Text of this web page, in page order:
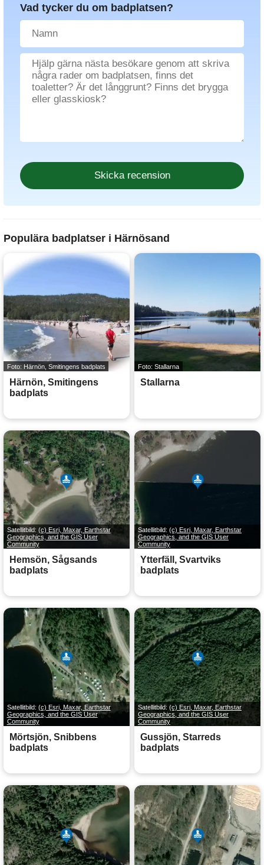
Vad tycker du om badplatsen?
Populära badplatser i Härnösand
Foto: Härnön, Smitingens badplats
Härnön, Smitingens
badplats
Foto: Stallarna
Stallarna
Satellitbild: (c) Esri, Maxar, Earthstar
Geographics, and the GIS User
Community
Hemsön, Sågsands
badplats
Satellitbild: (c) Esri, Maxar, Earthstar
Geographics, and the GIS User
Community
Ytterfäll, Svartviks
badplats
Satellitbild: (c) Esri, Maxar, Earthstar
Geographics, and the GIS User
Community
Mörtsjön, Snibbens
badplats
Satellitbild: (c) Esri, Maxar, Earthstar
Geographics, and the GIS User
Community
Gussjön, Starreds
badplats